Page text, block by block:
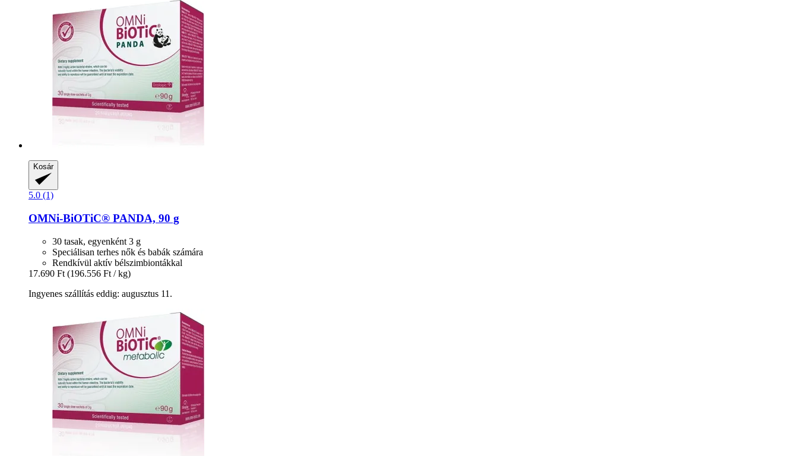
Kosár
5.0 (1)
OMNi-BiOTiC® PANDA, 90 g
30 tasak, egyenként 3 g
Speciálisan terhes nők és babák számára
Rendkívül aktív bélszimbiontákkal
17.690 Ft (196.556 Ft / kg)
Ingyenes szállítás eddig: augusztus 11.